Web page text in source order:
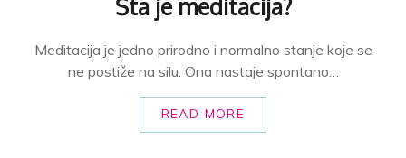
Šta je meditacija?
Meditacija je jedno prirodno i normalno stanje koje se
ne postiže na silu. Ona nastaje spontano…
READ MORE